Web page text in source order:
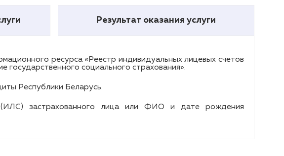
Результат оказания услуги
ресурса «Реестр индивидуальных лицевых счетов
государственного социального страхования».
Республики Беларусь.
(ИЛС) застрахованного лица или ФИО и дате рождения